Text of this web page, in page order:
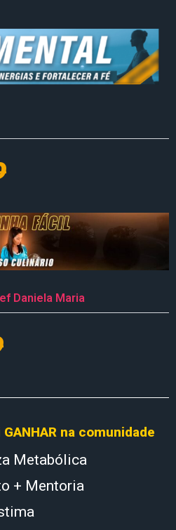
Daniela Maria
na comunidade
Metabólica
+ Mentoria